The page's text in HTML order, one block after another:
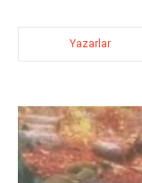
Yazarlar